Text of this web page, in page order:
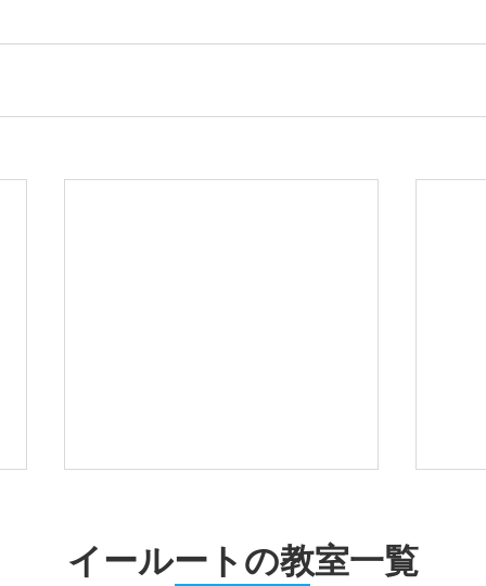
イールートの教室一覧